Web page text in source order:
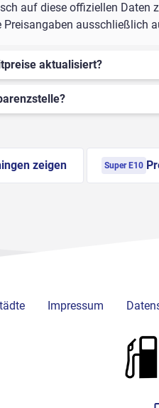
auf diese offiziellen
ausschließlich
aktualisiert?
zeigen Super E10
Impressum